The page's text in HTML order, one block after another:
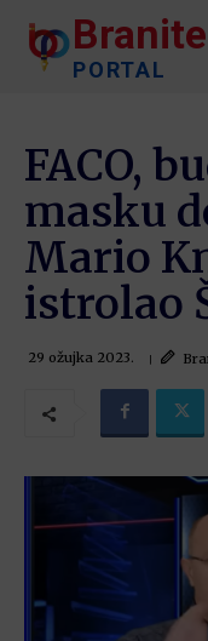
PORTAL
FACO,
masku
Mario
istrolao
29 ožujka 2023.